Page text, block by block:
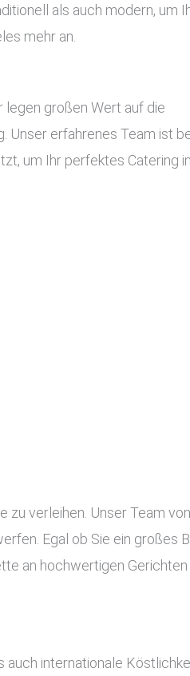
als auch modern, um
mehr an.
legen großen Wert auf die
Unser erfahrenes Team ist
um Ihr perfektes Catering
zu verleihen. Unser Team von
Egal ob Sie ein großes
an hochwertigen Gerichten
auch internationale